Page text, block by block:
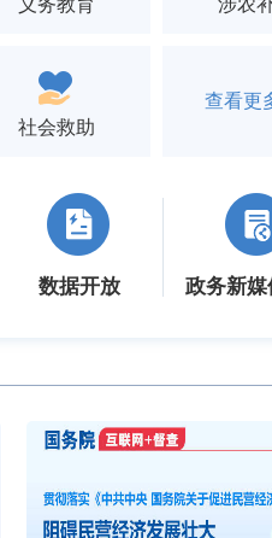
义务教育 涉农
社会救助
查看更
数据开放 政务新